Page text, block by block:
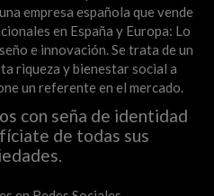
empresa española que vende
en España y Europa: Lo
e innovación. Se trata de un
riqueza y bienestar social a
un referente en el mercado.
con seña de identidad
de todas sus